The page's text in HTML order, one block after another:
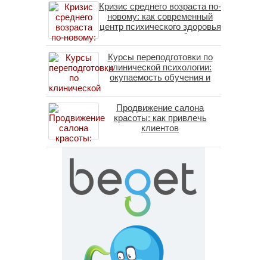
Кризис среднего возраста по-
новому: как современный
центр психического здоровья
помогает пересобрать
личность без таблеток
(методы ДПДГ и КПТ)
Курсы переподготовки по
клинической психологии:
окупаемость обучения и
специалистов в 2026 году
Продвижение салона
красоты: как привлечь
клиентов